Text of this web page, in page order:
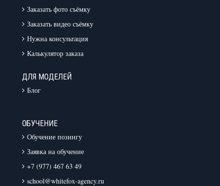
Заказать фото съёмку
Заказать видео съёмку
Нужна консультация
Калькулятор заказа
ДЛЯ МОДЕЛЕЙ
Блог
ОБУЧЕНИЕ
Обучение позингу
Заявка на обучение
+7 (977) 467 63 49
school@whitefox-agency.ru